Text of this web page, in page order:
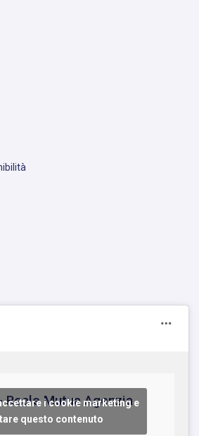
Reale Mutua Agenzia
i cookie marketing e
questo contenuto